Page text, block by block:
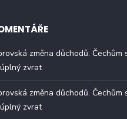
změna důchodů. Čechům
zvrat
změna důchodů. Čechům
zvrat